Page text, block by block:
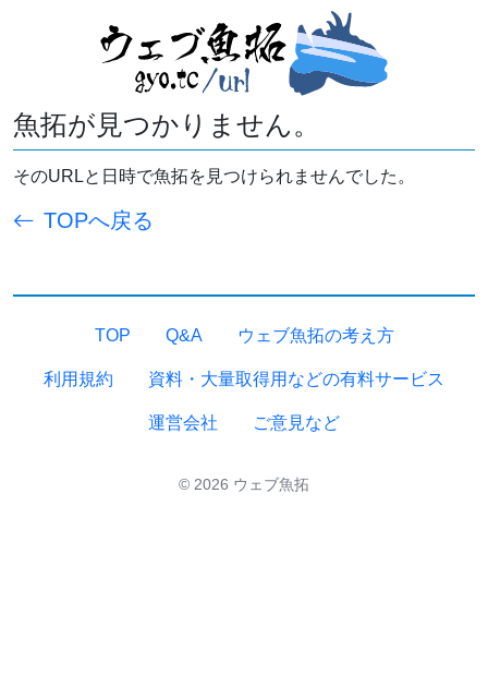
魚拓が見つかりません。
そのURLと日時で魚拓を見つけられませんでした。
TOPへ戻る
TOP Q&A ウェブ魚拓の考え方
利用規約 資料・大量取得用などの有料サービス
運営会社 ご意見など
© 2026 ウェブ魚拓